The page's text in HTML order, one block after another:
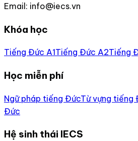
Email: info@iecs.vn
Khóa học
Tiếng Đức A1Tiếng Đức A2Tiếng
Học miễn phí
Ngữ pháp tiếng ĐứcTừ vựng tiếng
Đức
Hệ sinh thái IECS